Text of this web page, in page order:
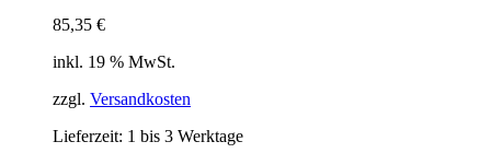
85,35 €
inkl. 19 % MwSt.
zzgl. Versandkosten
Lieferzeit: 1 bis 3 Werktage